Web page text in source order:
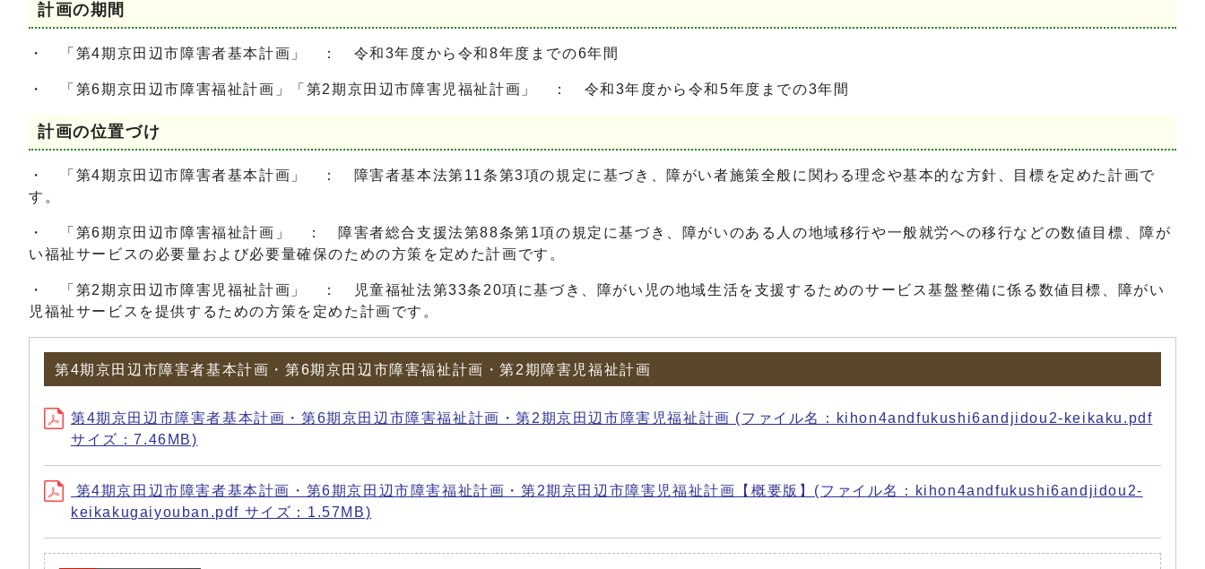
計画の期間
・ 「第4期京田辺市障害者基本計画」 ： 令和3年度から令和8年度までの6年間
・ 「第6期京田辺市障害福祉計画」「第2期京田辺市障害児福祉計画」 ： 令和3年度から令和5年度までの3年間
計画の位置づけ
・ 「第4期京田辺市障害者基本計画」 ： 障害者基本法第11条第3項の規定に基づき、障がい者施策全般に関わる理念や基本的な方針、目標を定めた計画で
す。
・ 「第6期京田辺市障害福祉計画」 ： 障害者総合支援法第88条第1項の規定に基づき、障がいのある人の地域移行や一般就労への移行などの数値目標、障が
い福祉サービスの必要量および必要量確保のための方策を定めた計画です。
・ 「第2期京田辺市障害児福祉計画」 ： 児童福祉法第33条20項に基づき、障がい児の地域生活を支援するためのサービス基盤整備に係る数値目標、障がい
児福祉サービスを提供するための方策を定めた計画です。
第4期京田辺市障害者基本計画・第6期京田辺市障害福祉計画・第2期障害児福祉計画
第4期京田辺市障害者基本計画・第6期京田辺市障害福祉計画・第2期京田辺市障害児福祉計画 (ファイル名：kihon4andfukushi6andjidou2-keikaku.pdf
サイズ：7.46MB)
第4期京田辺市障害者基本計画・第6期京田辺市障害福祉計画・第2期京田辺市障害児福祉計画【概要版】(ファイル名：kihon4andfukushi6andjidou2-
keikakugaiyouban.pdf サイズ：1.57MB)